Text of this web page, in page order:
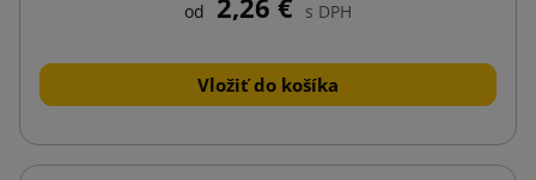
od s DPH
Vložiť do košíka